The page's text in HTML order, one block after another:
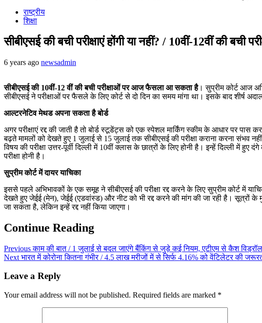
राष्ट्रीय
शिक्षा
सीबीएसई की बची परीक्षाएं होंगी या नहीं? / 10वीं-12वीं की
6 years ago newsadmin
सीबीएसई की 10वीं-12 वीं की बची परीक्षाओं पर आज फैसला आ सकता है। सुप्रीम कोर्ट आज
सीबीएसई ने परीक्षाओं पर फैसले के लिए कोर्ट से दो दिन का समय मांगा था। इसके बाद शीर्ष
आल्टरनेटिव मेथड अपना सकता है बोर्ड
अगर परीक्षाएं रद्द की जाती है तो बोर्ड स्टूडेंट्स को एक स्पेशल मार्किंग स्कीम के आधार पर
बढ़ते मामलों को देखते हुए 1 जुलाई से 15 जुलाई तक सीबीएसई की परीक्षा कराना करना संभव
विषय की परीक्षा उत्तर-पूर्वी दिल्ली में 10वीं क्लास के छात्रों के लिए होनी है। इन्हें दिल्ली में
परीक्षा होनी है।
सुप्रीम कोर्ट में दायर याचिका
इससे पहले अभिभावकों के एक समूह ने सीबीएसई की परीक्षा रद्द करने के लिए सुप्रीम कोर्ट में
देखते हुए जेईई (मेन), जेईई (एडवांस्ड) और नीट को भी रद्द करने की मांग की जा रही है। सूत्रों के
जा सकता है, लेकिन इन्हें रद्द नहीं किया जाएगा।
Continue Reading
Previousकाम की बात / 1 जुलाई से बदल जाएंगे बैंकिंग से जुड़े कई नियम, एटीएम से कैश विड्रॉल
Next भारत में कोरोना कितना गंभीर / 4.5 लाख मरीजों में से सिर्फ 4.16% को वेंटिलेटर की
Leave a Reply
Your email address will not be published. Required fields are marked *